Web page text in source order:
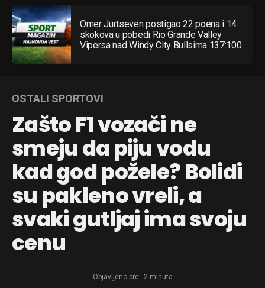
Omer Jurtseven postigao 22 poena i 14
skokova u pobedi Rio Grande Valley
Vipersa nad Windy City Bullsima 137:100
OSTALI SPORTOVI
Zašto F1 vozači ne
smeju da piju vodu
kad god požele? Bolidi
su pakleno vreli, a
svaki gutljaj ima svoju
cenu
Objavljeno pre: 2 minuta